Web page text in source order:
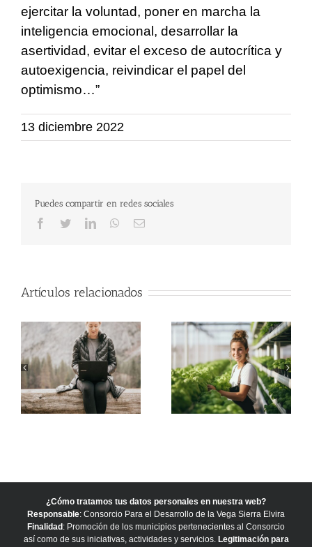
ejercitar la voluntad, poner en marcha la
inteligencia emocional, desarrollar la
asertividad, evitar el exceso de autocrítica y
autoexigencia, reivindicar el papel del
optimismo…”
13 diciembre 2022
Puedes compartir en redes sociales
Facebook
TwitterLinkedInWhatsApp
Correo
Artículos relacionados
¿Cómo tratamos tus datos personales en nuestra web?
Responsable: Consorcio Para el Desarrollo de la Vega Sierra Elvira
Finalidad : Promoción de los municipios pertenecientes al Consorcio
así como de sus iniciativas, actividades y servicios. Legitimación para